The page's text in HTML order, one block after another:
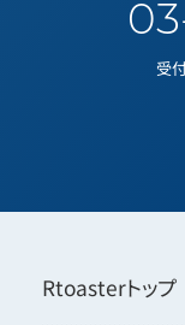
受
Rtoasterトップ